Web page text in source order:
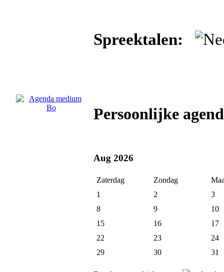
Spreektalen:
Persoonlijke
Aug 2026
Zaterdag Zondag
1
2
3
8
9
10
15
16
17
22
23
24
29
30 31